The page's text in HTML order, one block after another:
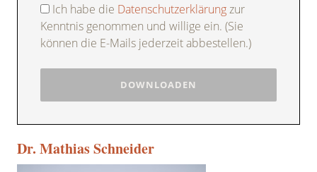
Ich habe die Datenschutzerklärungzur
Kenntnis genommen und willige ein. (Sie
können die E-Mails jederzeit abbestellen.)
Dr. Mathias Schneider